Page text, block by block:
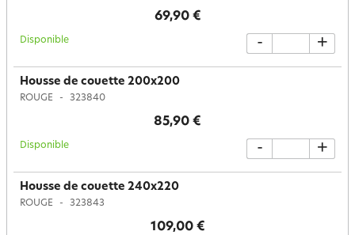
69,90 €
Disponible - +
Housse de couette 200x200
ROUGE 323840
85,90 €
Disponible - +
Housse de couette 240x220
ROUGE 323843
109,00 €